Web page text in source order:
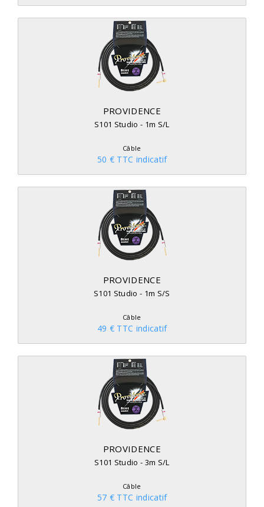
PROVIDENCE
S101 Studio - 1m S/L
Câble
50 € TTC indicatif
PROVIDENCE
S101 Studio - 1m S/S
Câble
49 € TTC indicatif
PROVIDENCE
S101 Studio - 3m S/L
Câble
57 € TTC indicatif